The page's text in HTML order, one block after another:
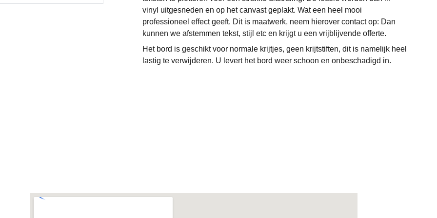
vinyl uitgesneden en op het canvast geplakt. Wat een heel mooi
professioneel effect geeft. Dit is maatwerk, neem hierover contact op: Dan
kunnen we afstemmen tekst, stijl etc en krijgt u een vrijblijvende offerte.
Het bord is geschikt voor normale krijtjes, geen krijtstiften, dit is namelijk heel
lastig te verwijderen. U levert het bord weer schoon en onbeschadigd in.